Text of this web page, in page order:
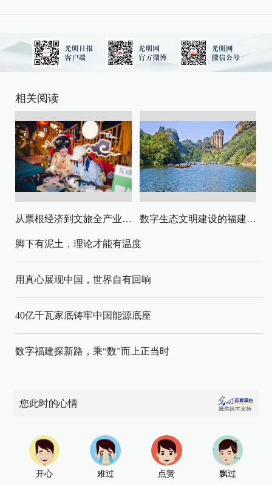
相关阅读
从票根经济到文旅全产业链升级 数字生态文明建设的福建路径与启示
脚下有泥土，理论才能有温度
用真心展现中国，世界自有回响
40亿千瓦家底铸牢中国能源底座
数字福建探新路，乘“数”而上正当时
您此时的心情
开心 难过 点赞 飘过